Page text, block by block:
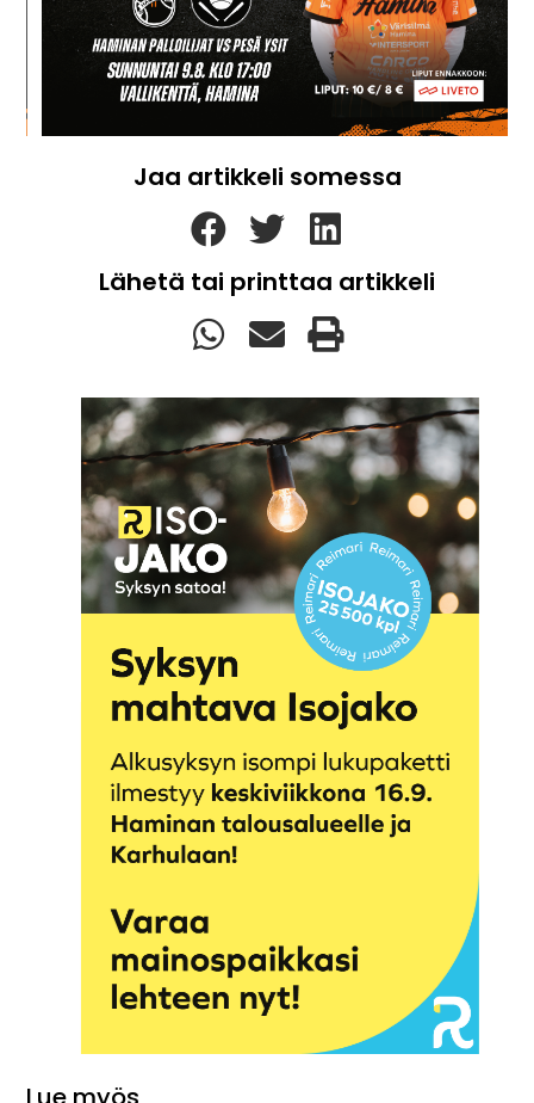
Jaa artikkeli somessa
Lähetä tai printtaa artikkeli